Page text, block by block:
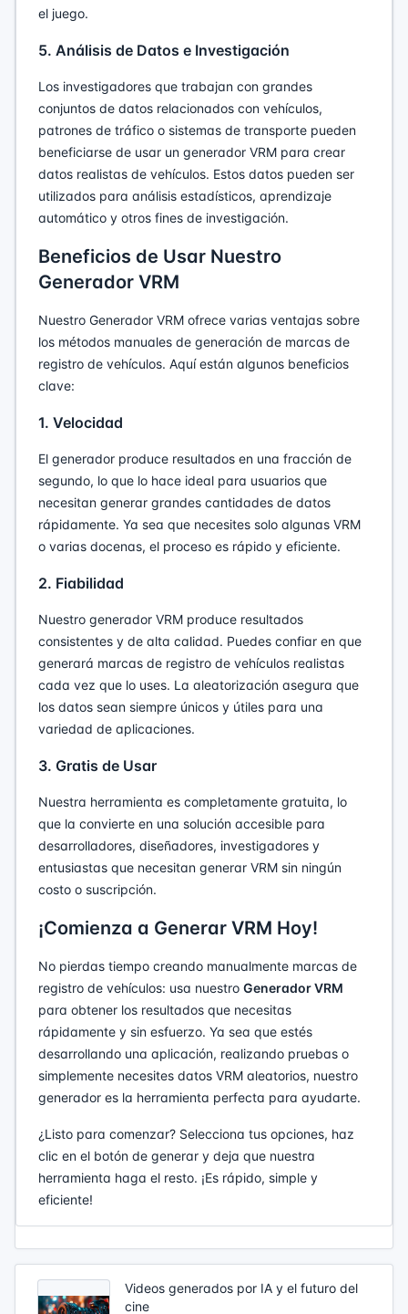
el juego.
5. Análisis de Datos e Investigación
Los investigadores que trabajan con grandes
conjuntos de datos relacionados con vehículos,
patrones de tráfico o sistemas de transporte pueden
beneficiarse de usar un generador VRM para crear
datos realistas de vehículos. Estos datos pueden ser
utilizados para análisis estadísticos, aprendizaje
automático y otros fines de investigación.
Beneficios de Usar Nuestro
Generador VRM
Nuestro Generador VRM ofrece varias ventajas sobre
los métodos manuales de generación de marcas de
registro de vehículos. Aquí están algunos beneficios
clave:
1. Velocidad
El generador produce resultados en una fracción de
segundo, lo que lo hace ideal para usuarios que
necesitan generar grandes cantidades de datos
rápidamente. Ya sea que necesites solo algunas VRM
o varias docenas, el proceso es rápido y eficiente.
2. Fiabilidad
Nuestro generador VRM produce resultados
consistentes y de alta calidad. Puedes confiar en que
generará marcas de registro de vehículos realistas
cada vez que lo uses. La aleatorización asegura que
los datos sean siempre únicos y útiles para una
variedad de aplicaciones.
3. Gratis de Usar
Nuestra herramienta es completamente gratuita, lo
que la convierte en una solución accesible para
desarrolladores, diseñadores, investigadores y
entusiastas que necesitan generar VRM sin ningún
costo o suscripción.
¡Comienza a Generar VRM Hoy!
No pierdas tiempo creando manualmente marcas de
registro de vehículos: usa nuestro Generador VRM
para obtener los resultados que necesitas
rápidamente y sin esfuerzo. Ya sea que estés
desarrollando una aplicación, realizando pruebas o
simplemente necesites datos VRM aleatorios, nuestro
generador es la herramienta perfecta para ayudarte.
¿Listo para comenzar? Selecciona tus opciones, haz
clic en el botón de generar y deja que nuestra
herramienta haga el resto. ¡Es rápido, simple y
eficiente!
Videos generados por IA y el futuro del
cine